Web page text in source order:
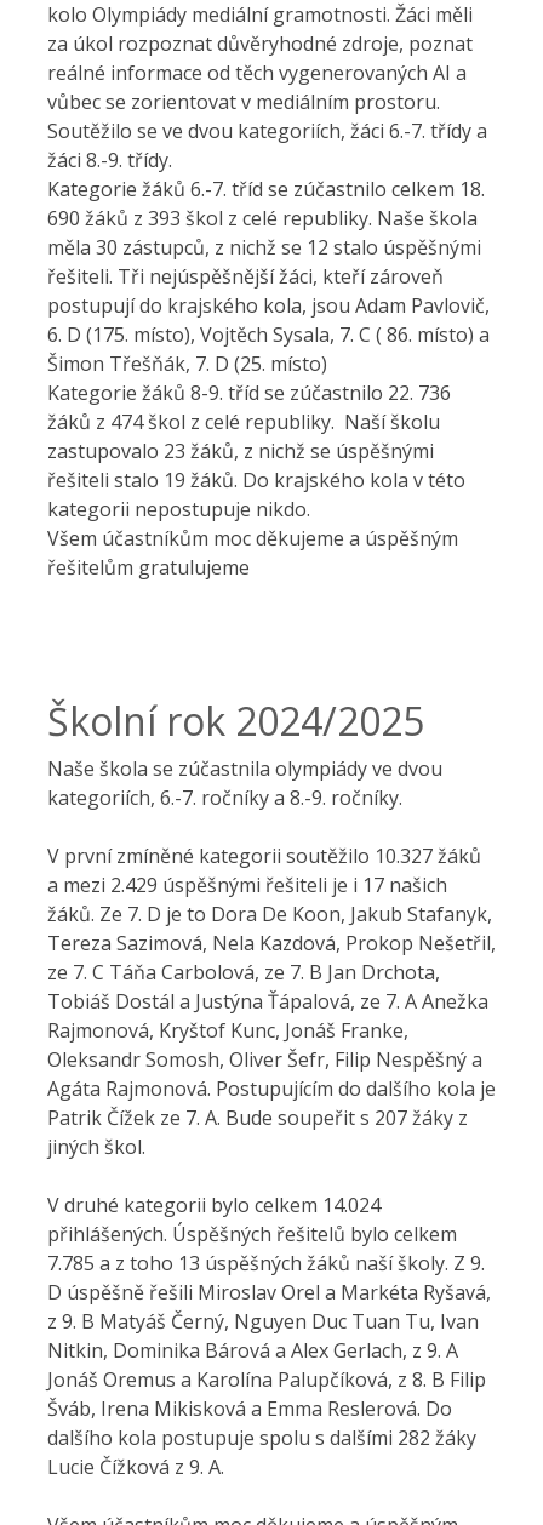
kolo Olympiády mediální gramotnosti. Žáci měli
za úkol rozpoznat důvěryhodné zdroje, poznat
reálné informace od těch vygenerovaných AI a
vůbec se zorientovat v mediálním prostoru.
Soutěžilo se ve dvou kategoriích, žáci 6.-7. třídy a
žáci 8.-9. třídy.
Kategorie žáků 6.-7. tříd se zúčastnilo celkem 18.
690 žáků z 393 škol z celé republiky. Naše škola
měla 30 zástupců, z nichž se 12 stalo úspěšnými
řešiteli. Tři nejúspěšnější žáci, kteří zároveň
postupují do krajského kola, jsou Adam Pavlovič,
6. D (175. místo), Vojtěch Sysala, 7. C ( 86. místo) a
Šimon Třešňák, 7. D (25. místo)
Kategorie žáků 8-9. tříd se zúčastnilo 22. 736
žáků z 474 škol z celé republiky. Naší školu
zastupovalo 23 žáků, z nichž se úspěšnými
řešiteli stalo 19 žáků. Do krajského kola v této
kategorii nepostupuje nikdo.
Všem účastníkům moc děkujeme a úspěšným
řešitelům gratulujeme
Školní rok 2024/2025
Naše škola se zúčastnila olympiády ve dvou
kategoriích, 6.-7. ročníky a 8.-9. ročníky.
V první zmíněné kategorii soutěžilo 10.327 žáků
a mezi 2.429 úspěšnými řešiteli je i 17 našich
žáků. Ze 7. D je to Dora De Koon, Jakub Stafanyk,
Tereza Sazimová, Nela Kazdová, Prokop Nešetřil,
ze 7. C Táňa Carbolová, ze 7. B Jan Drchota,
Tobiáš Dostál a Justýna Ťápalová, ze 7. A Anežka
Rajmonová, Kryštof Kunc, Jonáš Franke,
Oleksandr Somosh, Oliver Šefr, Filip Nespěšný a
Agáta Rajmonová. Postupujícím do dalšího kola je
Patrik Čížek ze 7. A. Bude soupeřit s 207 žáky z
jiných škol.
V druhé kategorii bylo celkem 14.024
přihlášených. Úspěšných řešitelů bylo celkem
7.785 a z toho 13 úspěšných žáků naší školy. Z 9.
D úspěšně řešili Miroslav Orel a Markéta Ryšavá,
z 9. B Matyáš Černý, Nguyen Duc Tuan Tu, Ivan
Nitkin, Dominika Bárová a Alex Gerlach, z 9. A
Jonáš Oremus a Karolína Palupčíková, z 8. B Filip
Šváb, Irena Mikisková a Emma Reslerová. Do
dalšího kola postupuje spolu s dalšími 282 žáky
Lucie Čížková z 9. A.